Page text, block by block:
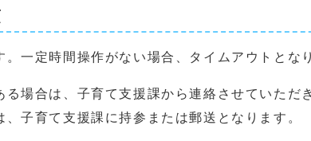
一定時間操作がない場合、タイムアウトとな
場合は、子育て支援課から連絡させていた
子育て支援課に持参または郵送となります。